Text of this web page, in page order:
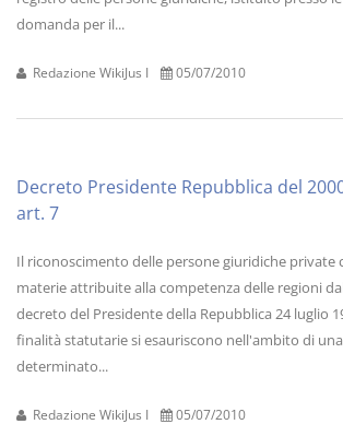
domanda per il...
Redazione WikiJus I 05/07/2010
Decreto Presidente Repubblica del
art. 7
Il riconoscimento delle persone giuridiche private
materie attribuite alla competenza delle regioni
decreto del Presidente della Repubblica 24 luglio
finalità statutarie si esauriscono nell'ambito di
determinato...
Redazione WikiJus I 05/07/2010